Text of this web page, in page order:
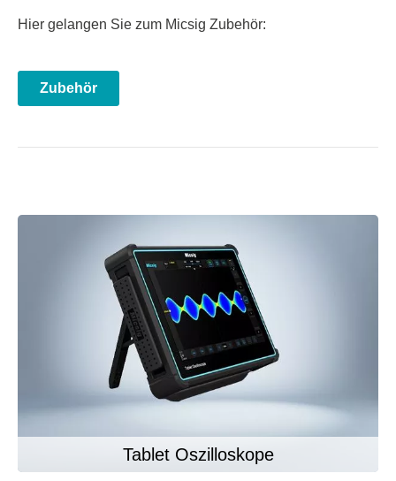
Hier gelangen Sie zum Micsig Zubehör:
Zubehör
Tablet Oszilloskope